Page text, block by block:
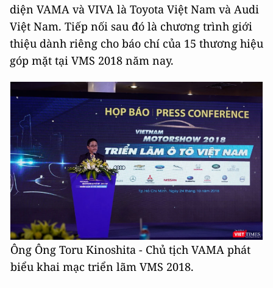
diện VAMA và VIVA là Toyota Việt Nam và Audi
Việt Nam. Tiếp nối sau đó là chương trình giới
thiệu dành riêng cho báo chí của 15 thương hiệu
góp mặt tại VMS 2018 năm nay.
Ông Ông Toru Kinoshita - Chủ tịch VAMA phát
biểu khai mạc triển lãm VMS 2018.